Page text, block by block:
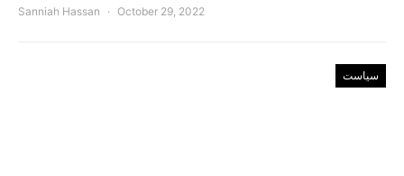
Sanniah Hassan October 29, 2022
سیاست